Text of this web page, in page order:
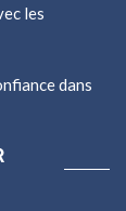
les
dans